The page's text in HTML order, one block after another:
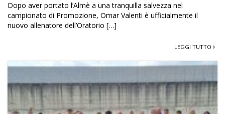
Dopo aver portato l’Almè a una tranquilla salvezza nel
campionato di Promozione, Omar Valenti è ufficialmente il
nuovo allenatore dell’Oratorio […]
LEGGI TUTTO